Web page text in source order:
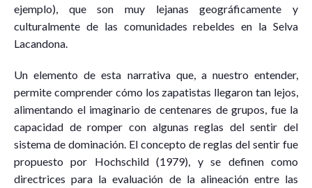
ejemplo), que son muy lejanas geográficamente y
culturalmente de las comunidades rebeldes en la Selva
Lacandona.
Un elemento de esta narrativa que, a nuestro entender,
permite comprender cómo los zapatistas llegaron tan lejos,
alimentando el imaginario de centenares de grupos, fue la
capacidad de romper con algunas reglas del sentir del
sistema de dominación. El concepto de reglas del sentir fue
propuesto por Hochschild (1979), y se definen como
directrices para la evaluación de la alineación entre las